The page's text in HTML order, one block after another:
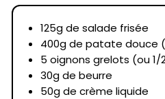
125g de salade frisée
400g de patate douce
5 oignons grelots (ou 1/
30g de beurre
50g de crème liquide